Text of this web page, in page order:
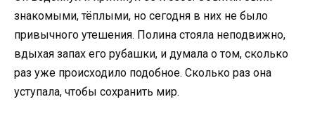
знакомыми, тёплыми, но сегодня в них не было
привычного утешения. Полина стояла неподвижно,
вдыхая запах его рубашки, и думала о том, сколько
раз уже происходило подобное. Сколько раз она
уступала, чтобы сохранить мир.